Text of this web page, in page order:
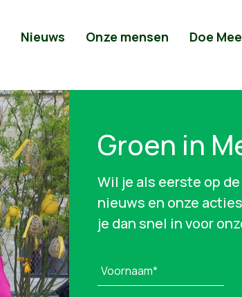
Nieuws Onze mensen Doe Mee
Groen in
Wil je als eerste op
nieuws en onze
je dan snel in voor
Voornaam*